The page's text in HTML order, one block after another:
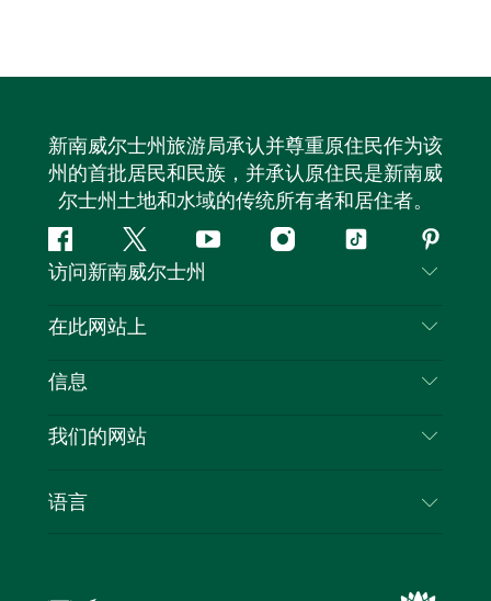
新南威尔士州旅游局承认并尊重原住民作为该
州的首批居民和民族，并承认原住民是新南威
尔士州土地和水域的传统所有者和居住者。
Facebook叽
叽
喳
YouTubeInstagram
抖
访问新南威尔士州
联系我们
隐私
Cookie 通知
在此网站上
目的地
新南威尔士州公路旅行
活动
信息
旅行信息
新南威尔士州的商业
我们的网站
语言